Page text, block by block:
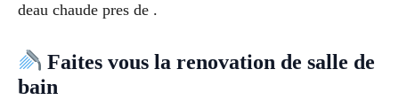
deau chaude pres de .
Faites vous la renovation de salle de
bain